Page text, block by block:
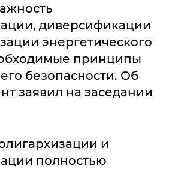
диверсификации
энергетического
принципы
безопасности. Об
заявил на заседании
и
полностью